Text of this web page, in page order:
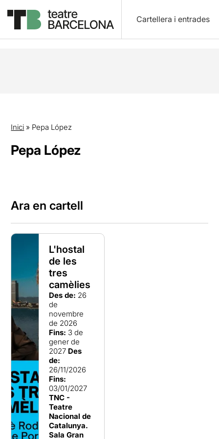
Cartellera i entrades
Inici » Pepa López
Pepa López
Ara en cartell
L'hostal
de les
tres
camèlies
Des de: 26
de
novembre
de 2026
Fins: 3 de
gener de
2027 Des
de:
26/11/2026
Fins:
03/01/2027
TNC -
Teatre
Nacional de
Catalunya.
Sala Gran